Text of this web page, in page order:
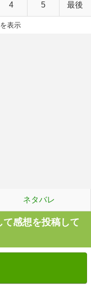
4 5 最後
表示
ネタバレ
感想を投稿して